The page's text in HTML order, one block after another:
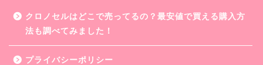
クロノセルはどこで売ってるの？最安値で買える購入方
法も調べてみました！
プライバシーポリシー